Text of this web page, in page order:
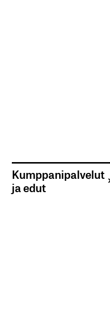
Kumppanipalvelut
ja edut